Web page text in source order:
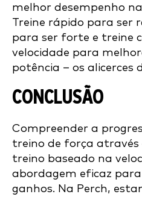
melhor desempenho
Treine rápido para ser
para ser forte e treine
velocidade para
potência – os alicerces
CONCLUSÃO
Compreender a
treino de força através
treino baseado na
abordagem eficaz
ganhos. Na Perch,